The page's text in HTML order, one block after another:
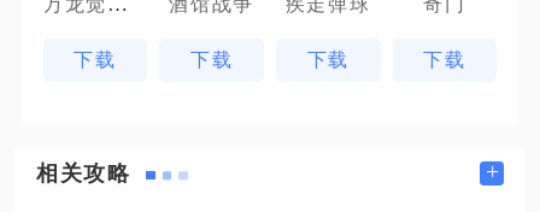
下载
酒馆战争
下载
疾走弹球
下载
奇门
下载
相关攻略 +